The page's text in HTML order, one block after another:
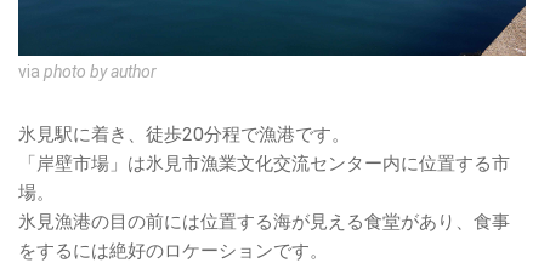
via photo by author
氷見駅に着き、徒歩20分程で漁港です。
「岸壁市場」は氷見市漁業文化交流センター内に位置する市
場。
氷見漁港の目の前には位置する海が見える食堂があり、食事
をするには絶好のロケーションです。